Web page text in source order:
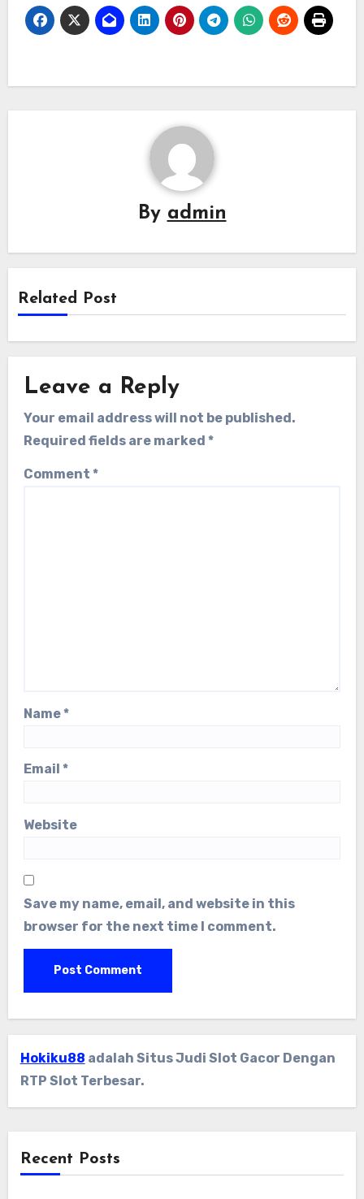
By admin
Related Post
Leave a Reply
Your email address will not be published.
Required fields are marked *
Comment *
Name*
Email *
Website
Save my name, email, and website in this
browser for the next time I comment.
Hokiku88 adalah Situs Judi Slot Gacor Dengan
RTP Slot Terbesar.
Recent Posts